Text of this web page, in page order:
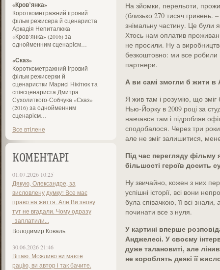
«Кров’янка»
Короткометражний ігровий
фільм режисера й сценариста
Аркадія Непиталюка
«Кров’янка» (2016) за
однойменним сценарієм…
«Сказ»
Короткометражний ігровий
фільм режисерки й
сценаристки Марисі Нікітюк та
співсценариста Дмитра
Сухолиткого-Собчука «Сказ»
(2016) за однойменним
сценарієм…
Все втілене
КОМЕНТАРІ
01.07.2026 10:25
Дякую, Олександре, за
висловлену думку! Все має
право на життя. Але Ви знову
тут не вгадали. Чому одразу
"заплатили...
Володимир Коваль
30.06.2026 21:46
Вітаю. Можливо ви маєте
рацію, ви автор і так бачите.
На зйомки, перельоти,
(близько 270 тисяч
знімальну частину. Це були
Хтось нам оплатив
не просили. Ну а
безкоштовно: ми все робили
партнери.
А ви самі змогли б жити в
Я жив там і розумію, що
Нью-Йорку в 2009 році за
навчався там і підробляв
сподобалося. Через три
але не зміг залишитися,
Під час перегляду фільму
більшості героїв досить
Ну звичайно, кожен з них
успішні історії, всі вони
була співачкою, її всі
починати все з нуля.
У картині вперше
Анджелесі. У своєму
дуже талановиті, але
не короблять деякі її